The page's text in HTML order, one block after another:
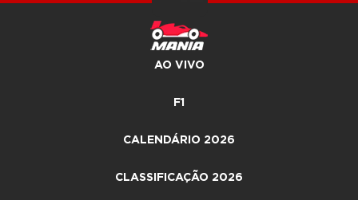
AO VIVO
F1
CALENDÁRIO 2026
CLASSIFICAÇÃO 2026